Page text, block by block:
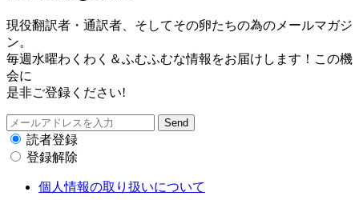
現役翻訳者・通訳者、そしてその卵たちの為のメールマガジ
ン。
毎週水曜わくわく＆ふむふむな情報をお届けします！この機
会に
是非ご登録ください!
読者登録
登録解除
個人情報の取り扱いについて